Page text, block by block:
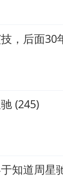
，后面30
(245)
知道周星